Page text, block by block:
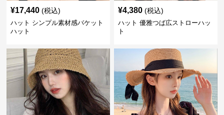
¥17,440 (税込)
ハット シンプル素材感バケット
ハット
¥4,380 (税込)
ハット 優雅つば広ストローハッ
ト